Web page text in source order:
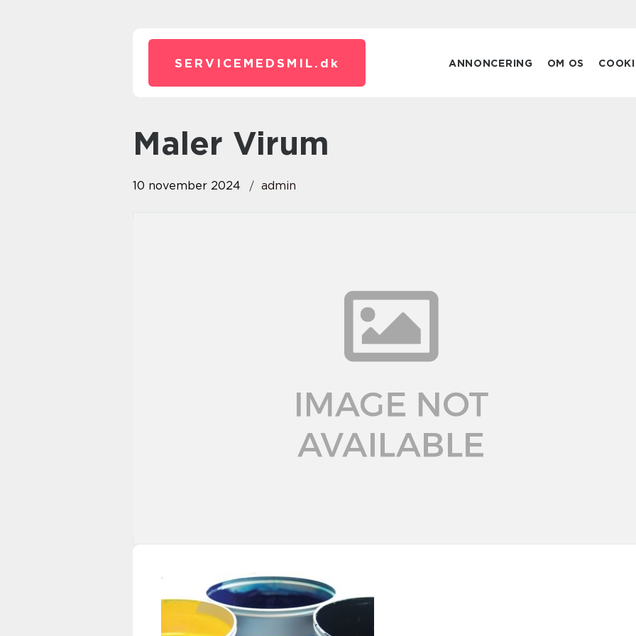
SERVICEMEDSMIL. dk ANNONCERING OM OS
maler Virum
10 november 2024 admin